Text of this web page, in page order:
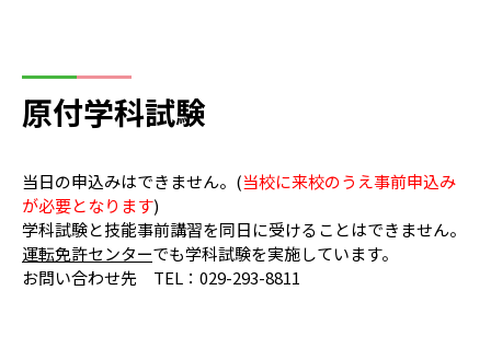
原付学科試験
当日の申込みはできません。(当校に来校のうえ事前申込み
が必要となります)
学科試験と技能事前講習を同日に受けることはできません。
運転免許センターでも学科試験を実施しています。
お問い合わせ先 TEL：029-293-8811